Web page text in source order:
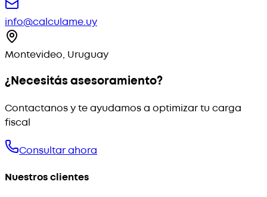
info@calculame.uy
Montevideo, Uruguay
¿Necesitás asesoramiento?
Contactanos y te ayudamos a optimizar tu carga
fiscal
Consultar ahora
Nuestros clientes